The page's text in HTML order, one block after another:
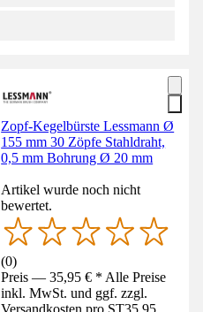
Zopf-Kegelbürste Lessmann Ø
155 mm 30 Zöpfe Stahldraht,
0,5 mm Bohrung Ø 20 mm
Artikel wurde noch nicht
bewertet.
(0)
Preis — 35,95 € * Alle Preise
inkl. MwSt. und ggf. zzgl.
Versandkosten pro ST35,95